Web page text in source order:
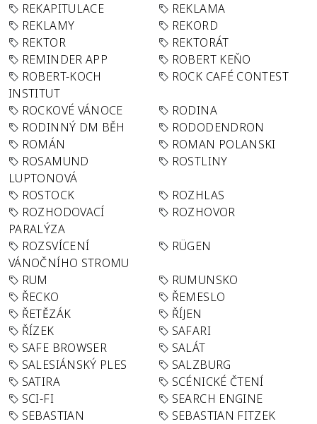
REKAPITULACE
REKLAMA
REKLAMY
REKORD
REKTOR
REKTORÁT
REMINDER APP
ROBERT KEŇO
ROBERT-KOCH
INSTITUT
ROCK CAFÉ CONTEST
ROCKOVÉ VÁNOCE
RODINA
RODINNÝ DM BĚH
RODODENDRON
ROMÁN
ROMAN POLANSKI
ROSAMUND
LUPTONOVÁ
ROSTLINY
ROSTOCK
ROZHLAS
ROZHODOVACÍ
PARALÝZA
ROZHOVOR
ROZSVÍCENÍ
VÁNOČNÍHO STROMU
RÜGEN
RUM
RUMUNSKO
ŘECKO
ŘEMESLO
ŘETĚZÁK
ŘÍJEN
ŘÍZEK
SAFARI
SAFE BROWSER
SALÁT
SALESIÁNSKÝ PLES
SALZBURG
SATIRA
SCÉNICKÉ ČTENÍ
SCI-FI
SEARCH ENGINE
SEBASTIAN
SEBASTIAN FITZEK